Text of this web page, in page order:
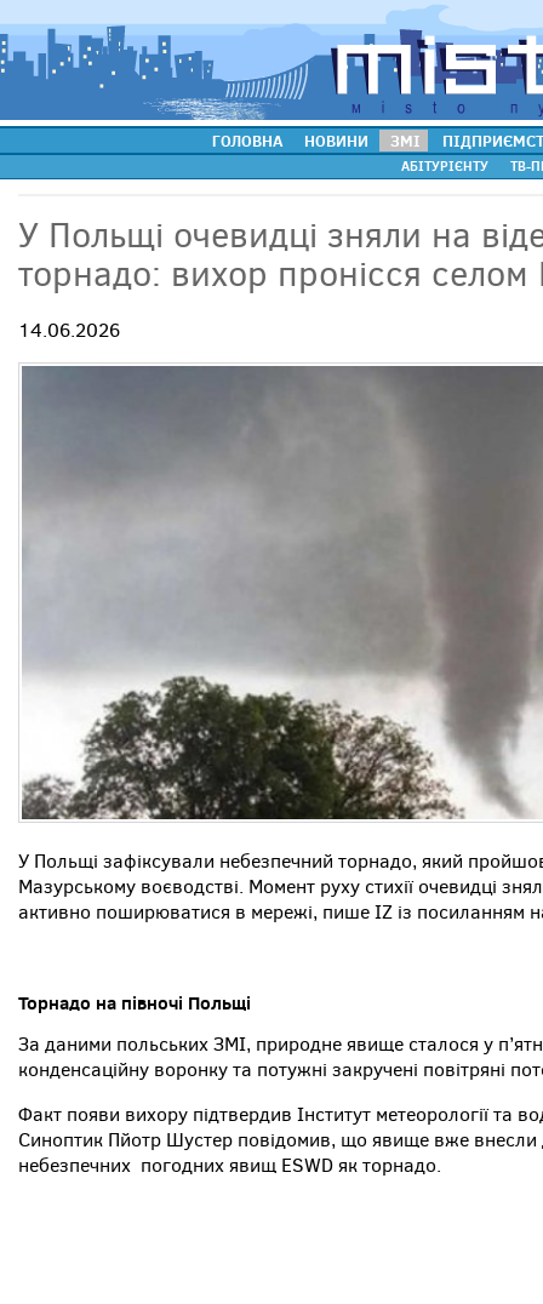
ГОЛОВНА НОВИНИ ЗМІ
АБІТУРІЄНТУ ТВ-
У Польщі очевидці зняли на
торнадо: вихор пронісся
14.06.2026
У Польщі зафіксували небезпечний торнадо, який
Мазурському воєводстві. Момент руху стихії очевидці
активно поширюватися в мережі, пише IZ із посиланням
Торнадо на півночі Польщі
За даними польських ЗМІ, природне явище сталося у
конденсаційну воронку та потужні закручені повітряні
Факт появи вихору підтвердив Інститут метеорології та
Синоптик Пйотр Шустер повідомив, що явище вже внесли
небезпечних погодних явищ ESWD як торнадо.